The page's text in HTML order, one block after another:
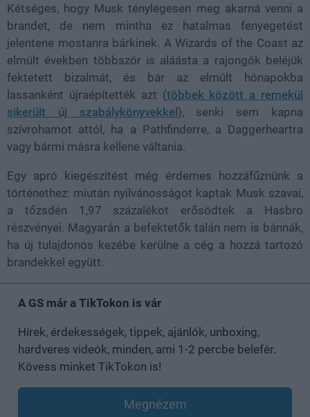
Kétséges, hogy Musk ténylegesen meg akarná venni a
brandet, de nem mintha ez hatalmas fenyegetést
jelentene mostanra bárkinek. A Wizards of the Coast az
elmúlt években többször is aláásta a rajongók beléjük
fektetett bizalmát, és bár az elmúlt hónapokba
lassanként újraépítették azt (többek között a remekül
sikerült új szabálykönyvekkel ), senki sem kapna
szívrohamot attól, ha a Pathfinderre, a Daggerheartra
vagy bármi másra kellene váltania.
Egy apró kiegészítést még érdemes hozzáfűznünk a
történethez: miután nyilvánosságot kaptak Musk szavai,
a tőzsdén 1,97 százalékot erősödtek a Hasbro
részvényei. Magyarán a befektetők talán nem is bánnák,
ha új tulajdonos kezébe kerülne a cég a hozzá tartozó
brandekkel együtt.
A GS már a TikTokon is vár
Hírek, érdekességek, tippek, ajánlók, unboxing,
hardveres videók, minden, ami 1-2 percbe belefér.
Kövess minket TikTokon is!
Megnézem